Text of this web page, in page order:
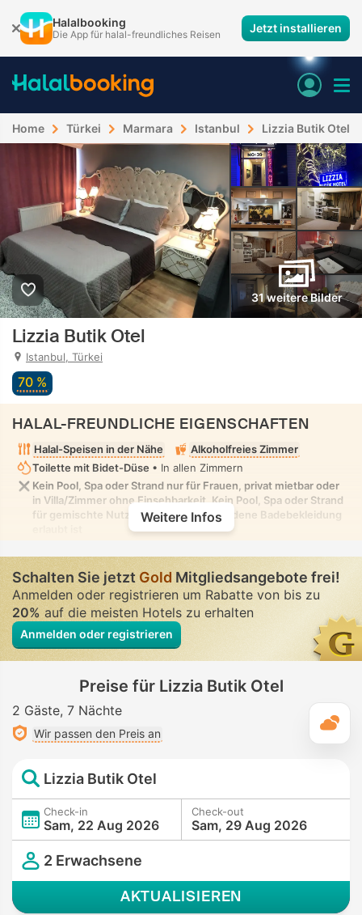
Halalbooking
Die App für halal-freundliches Reisen Jetzt installieren
Home Türkei Marmara Istanbul Lizzia Butik Otel
31 weitere Bilder
Lizzia Butik Otel
Istanbul, Türkei
70 %
HALAL-FREUNDLICHE EIGENSCHAFTEN
Halal-Speisen in der Nähe
Alkoholfreies Zimmer
Toilette mit Bidet-Düse • In allen Zimmern
Kein Pool, Spa oder Strand nur für Frauen, privat mietbar oder
in Villa/Zimmer ohne Einsehbarkeit. Kein Pool, Spa oder Strand
für gemischte Nutzung, in dem bescheidene Badebekleidung
Weitere Infos
Schalten Sie jetztGold Mitgliedsangebote frei!
Anmelden oder registrieren um Rabatte von bis zu
20%auf die meisten Hotels zu erhalten
Anmelden oder registrieren
Preise für Lizzia Butik Otel
2 Gäste 7 Nächte
Wir passen den Preis an
Lizzia Butik Otel
Check-in
Sam, 22 Aug 2026
Check-out
Sam, 29 Aug 2026
2 Erwachsene
AKTUALISIEREN